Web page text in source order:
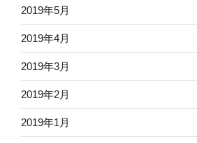
2019年5月
2019年4月
2019年3月
2019年2月
2019年1月